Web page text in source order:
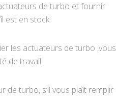
de turbo et fournir
est en stock.
les actuateurs de turbo ,vous
de travail.
turbo, s’il vous plaît remplir